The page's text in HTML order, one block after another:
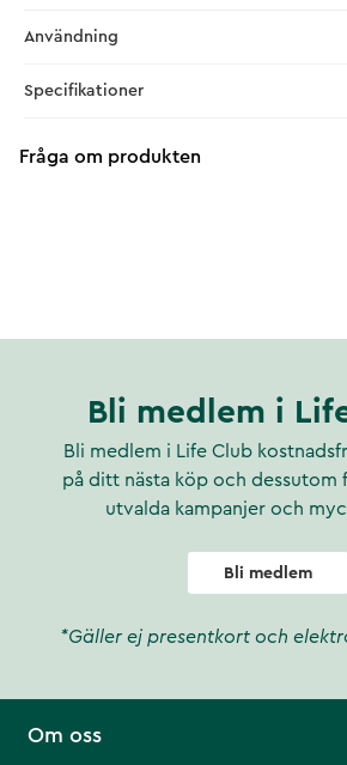
Användning
Specifikationer
Fråga om produkten
Bli medlem i
Bli medlem i Life Club
på ditt nästa köp och dessutom
utvalda kampanjer och
Bli medlem
*Gäller ej presentkort och
Om oss